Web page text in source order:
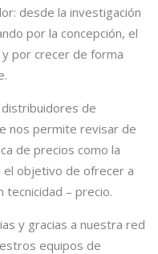
desde la investigación
por la concepción, el
y por crecer de forma
de
nos permite revisar de
de precios como la
el objetivo de ofrecer a
tecnicidad – precio.
y gracias a nuestra red
equipos de